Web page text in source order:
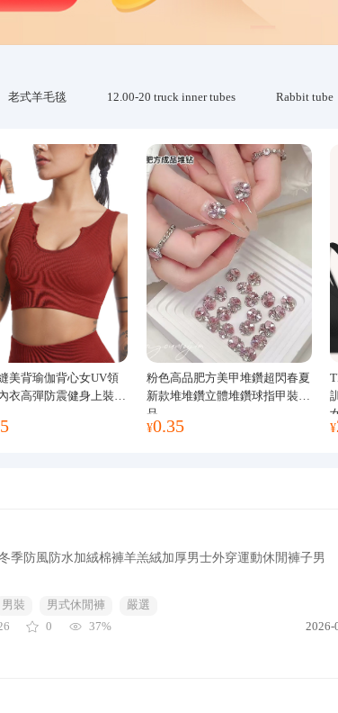
老式羊毛毯 12.00-20 truck inner tubes Rabbit tube
美背瑜伽背心女UV領
衣高彈防震健身上裝運
粉色高品肥方美甲堆鑽超閃春夏
新款堆堆鑽立體堆鑽球指甲裝飾
品
¥0.35 ¥
季防風防水加絨棉褲羊羔絨加厚男士外穿運動休閒褲子男
男裝 男式休閒褲
嚴選
0 37% 2026-